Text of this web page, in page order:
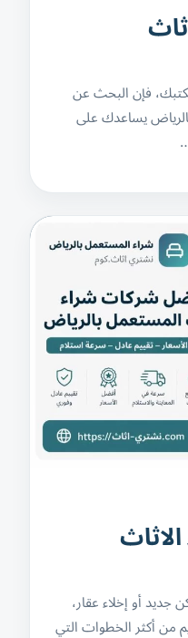
فإن البحث عن
يساعدك على
جديد أو إخلاء عقار،
من أكثر الخطوات التي